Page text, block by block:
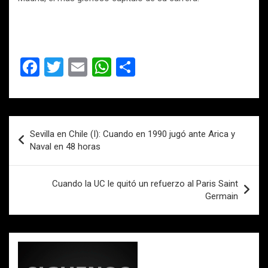
F
ce
b
o
o
T
tt
er
E
ail
W
at
A
p
p
m
ar
tir
de
entradas
Sevilla en Chile (I): Cuando en 1990 jugó ante Arica y
Naval en 48 horas
Cuando la UC le quitó un refuerzo al Paris Saint
Germain